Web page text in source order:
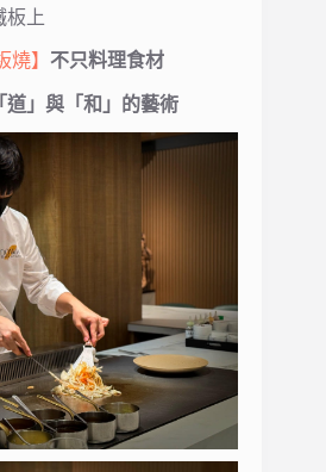
板上
燒】 不只料理食材
道」與「和」的藝術